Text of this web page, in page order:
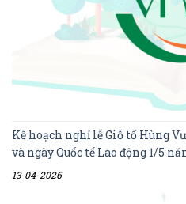
Kế hoạch nghỉ lễ Giỗ tổ Hùng
và ngày Quốc tế Lao động 1/5
13-04-2026